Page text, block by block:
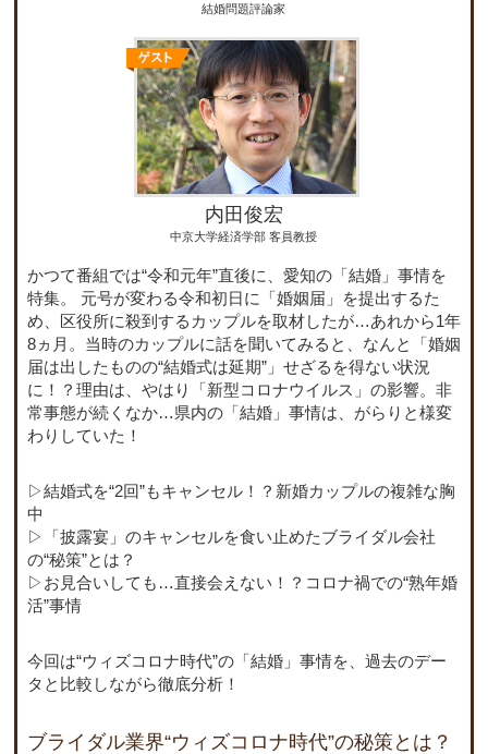
結婚問題評論家
内田俊宏
中京大学経済学部 客員教授
かつて番組では“令和元年”直後に、愛知の「結婚」事情を
特集。 元号が変わる令和初日に「婚姻届」を提出するた
め、区役所に殺到するカップルを取材したが…あれから1年
8ヵ月。当時のカップルに話を聞いてみると、なんと「婚姻
届は出したものの“結婚式は延期”」せざるを得ない状況
に！？理由は、やはり「新型コロナウイルス」の影響。非
常事態が続くなか…県内の「結婚」事情は、がらりと様変
わりしていた！
▷結婚式を“2回”もキャンセル！？新婚カップルの複雑な胸
中
▷「披露宴」のキャンセルを食い止めたブライダル会社
の“秘策”とは？
▷お見合いしても…直接会えない！？コロナ禍での“熟年婚
活”事情
今回は“ウィズコロナ時代”の「結婚」事情を、過去のデー
タと比較しながら徹底分析！
ブライダル業界“ウィズコロナ時代”の秘策とは？